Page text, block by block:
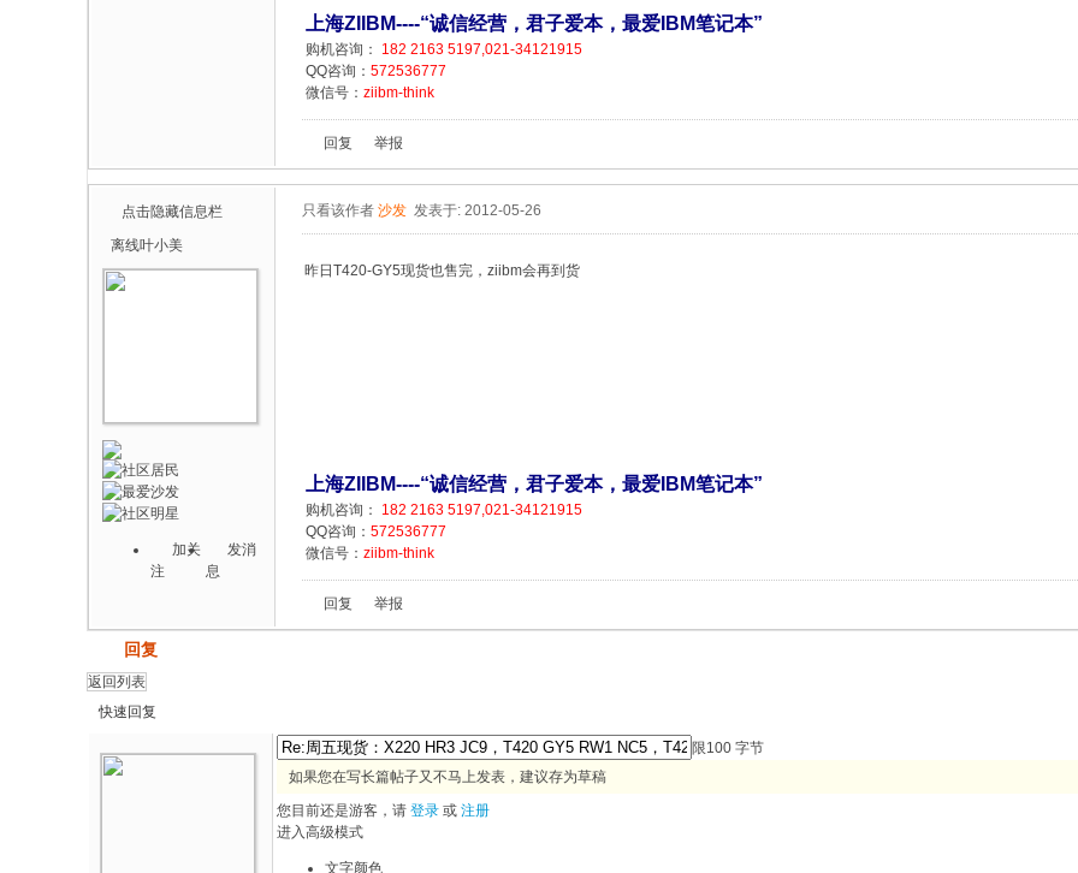
上海ZIIBM----“诚信经营，君子爱本，最爱IBM笔记本”
购机咨询：
182 2163 5197,021-34121915
QQ咨询： 572536777
微信号： ziibm-think
回复 举报
点击隐藏信息栏
离线叶小美
加关
注
发消
息
只看该作者 沙发 发表于: 2012-05-26
昨日T420-GY5现货也售完，ziibm会再到货
上海ZIIBM----“诚信经营，君子爱本，最爱IBM笔记本”
购机咨询：
182 2163 5197,021-34121915
QQ咨询： 572536777
微信号： ziibm-think
回复 举报
回复
返回列表
快速回复
限100 字节
如果您在写长篇帖子又不马上发表，建议存为草稿
您目前还是游客，请 登录 或 注册
进入高级模式
文字颜色